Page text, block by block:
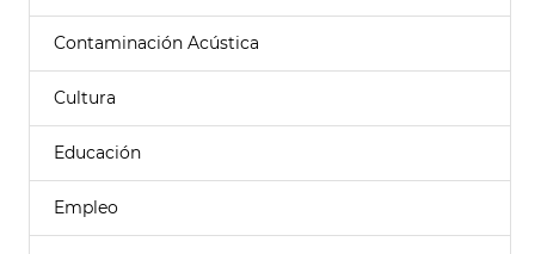
Contaminación Acústica
Cultura
Educación
Empleo